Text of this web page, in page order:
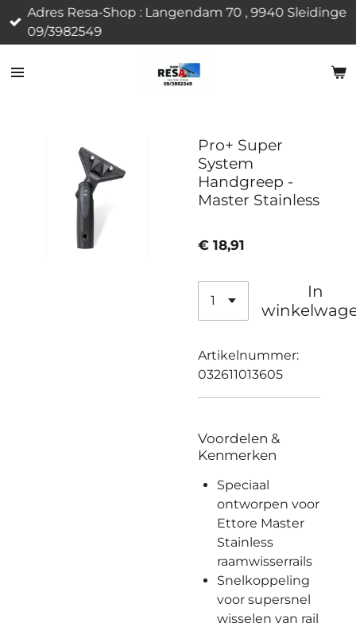
Ga
direct
de
Adres Resa-Shop : Langendam 70 , 9940 Sleidinge
09/3982549
Pro+ Super
System
Handgreep -
Master Stainless
€ 18,91
In
Artikelnummer:
032611013605
Voordelen &
Kenmerken
Speciaal
ontworpen voor
Ettore Master
Stainless
raamwisserrails
Snelkoppeling
voor supersnel
wisselen van rail